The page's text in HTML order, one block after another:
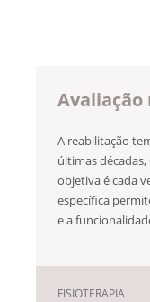
A reabilitação
últimas
objetiva é cada
específica
e a
FISIOTERAPIA